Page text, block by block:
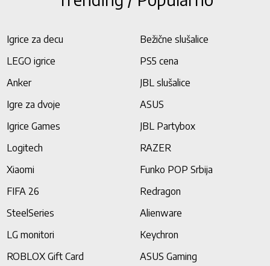
Igrice za decu
Bežične slušalice
LEGO igrice
PS5 cena
Anker
JBL slušalice
Igre za dvoje
ASUS
Igrice Games
JBL Partybox
Logitech
RAZER
Xiaomi
Funko POP Srbija
FIFA 26
Redragon
SteelSeries
Alienware
LG monitori
Keychron
ROBLOX Gift Card
ASUS Gaming